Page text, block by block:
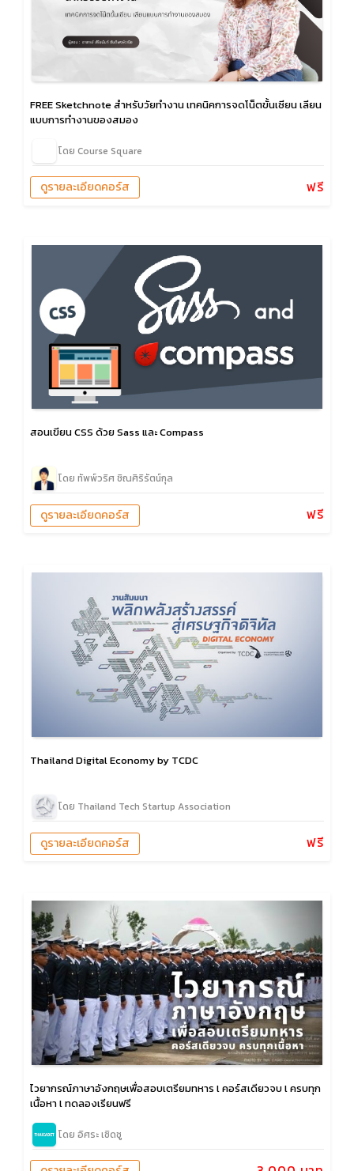
FREE Sketchnote สำหรับวัยทำงาน เทคนิคการจดโน็ตขั้นเซียน เลียน
แบบการทำงานของสมอง
โดย Course Square
ฟรี
ดูรายละเอียดคอร์ส
สอนเขียน CSS ด้วย Sass และ Compass
โดย ทัพพ์วริศ ชิณศิริรัตน์กุล
ฟรี
ดูรายละเอียดคอร์ส
Thailand Digital Economy by TCDC
โดย Thailand Tech Startup Association
ฟรี
ดูรายละเอียดคอร์ส
ไวยากรณ์ภาษาอังกฤษเพื่อสอบเตรียมทหาร l คอร์สเดียวจบ l ครบทุก
เนื้อหา l ทดลองเรียนฟรี
โดย อิศระ เชิดชู